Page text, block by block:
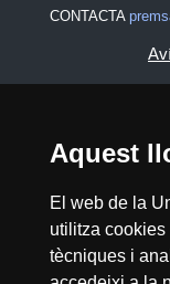
Aquest
El web de la
utilitza
tècniques i
CONTACTA
2026